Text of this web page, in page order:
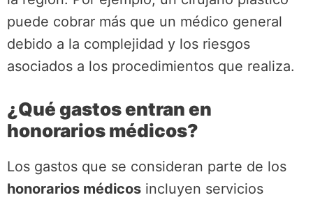
puede cobrar más que un médico general
debido a la complejidad y los riesgos
asociados a los procedimientos que realiza.
¿Qué gastos entran en
honorarios médicos?
Los gastos que se consideran parte de los
honorarios médicos incluyen servicios